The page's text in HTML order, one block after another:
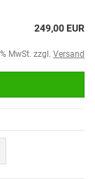
249,00 EUR
MwSt. zzgl. Versand